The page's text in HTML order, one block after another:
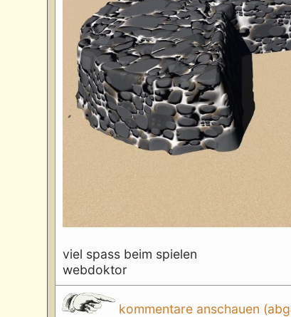
viel spass beim spielen
webdoktor
kommentare anschauen